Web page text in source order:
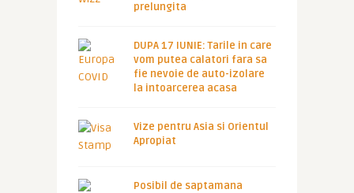
prelungita
DUPA 17 IUNIE: Tarile in care
vom putea calatori fara sa
fie nevoie de auto-izolare
la intoarcerea acasa
Vize pentru Asia si Orientul
Apropiat
Posibil de saptamana